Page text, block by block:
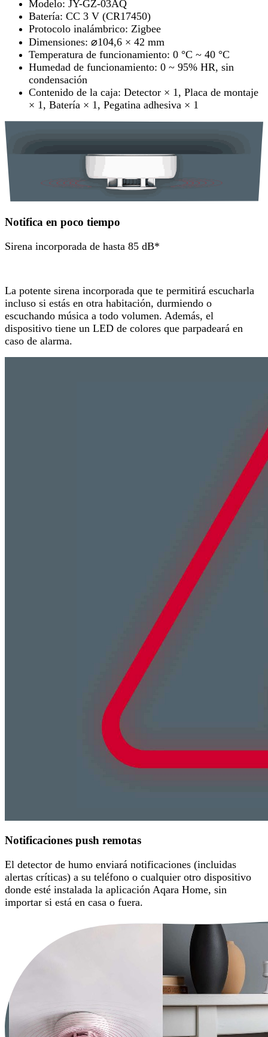
Modelo: JY-GZ-03AQ
Batería: CC 3 V (CR17450)
Protocolo inalámbrico: Zigbee
Dimensiones: ⌀104,6 × 42 mm
Temperatura de funcionamiento: 0 °C ~ 40 °C
Humedad de funcionamiento: 0 ~ 95% HR, sin
condensación
Contenido de la caja: Detector × 1, Placa de montaje
× 1, Batería × ​​1, Pegatina adhesiva × 1
Notifica en poco tiempo
Sirena incorporada de hasta 85 dB*
La potente sirena incorporada que te permitirá escucharla
incluso si estás en otra habitación, durmiendo o
escuchando música a todo volumen. Además, el
dispositivo tiene un LED de colores que parpadeará en
caso de alarma.
Notificaciones push remotas
El detector de humo enviará notificaciones (incluidas
alertas críticas) a su teléfono o cualquier otro dispositivo
donde esté instalada la aplicación Aqara Home, sin
importar si está en casa o fuera.